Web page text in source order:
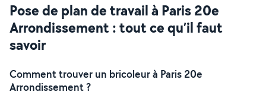
Pose de plan de travail à Paris 20e
Arrondissement : tout ce qu’il faut
savoir
Comment trouver un bricoleur à Paris 20e
Arrondissement ?